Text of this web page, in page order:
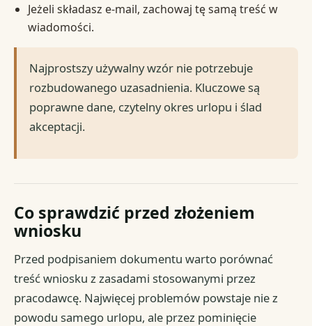
Jeżeli składasz e-mail, zachowaj tę samą treść w
wiadomości.
Najprostszy używalny wzór nie potrzebuje
rozbudowanego uzasadnienia. Kluczowe są
poprawne dane, czytelny okres urlopu i ślad
akceptacji.
Co sprawdzić przed złożeniem
wniosku
Przed podpisaniem dokumentu warto porównać
treść wniosku z zasadami stosowanymi przez
pracodawcę. Najwięcej problemów powstaje nie z
powodu samego urlopu, ale przez pominięcie